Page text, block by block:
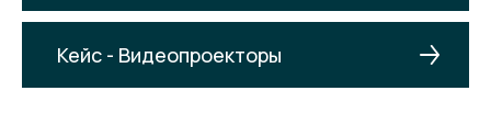
Кейс - Видеопроекторы